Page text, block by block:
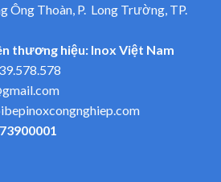
Thoàn, P. Long Trường, TP.
thương hiệu: Inox Việt Nam